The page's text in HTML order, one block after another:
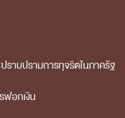
ตรวจสอบ
เจ้าหน้าที่และ
าบปรามการทุจริตในภาครัฐ
ฟอกเงิน